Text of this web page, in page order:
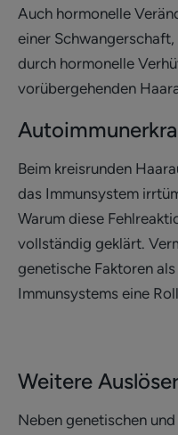
Auch hormonelle
einer
durch hormonelle
vorübergehenden
Beim kreisrunden
das Immunsystem
Warum diese
vollständig geklärt.
genetische Faktoren
Immunsystems eine
Weitere Auslöser
Neben genetischen